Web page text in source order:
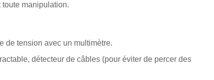
toute manipulation.
de tension avec un multimètre.
détecteur de câbles (pour éviter de percer des